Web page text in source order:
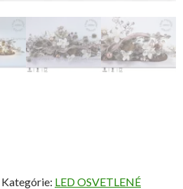
Kategórie: LED OSVETLENÉ